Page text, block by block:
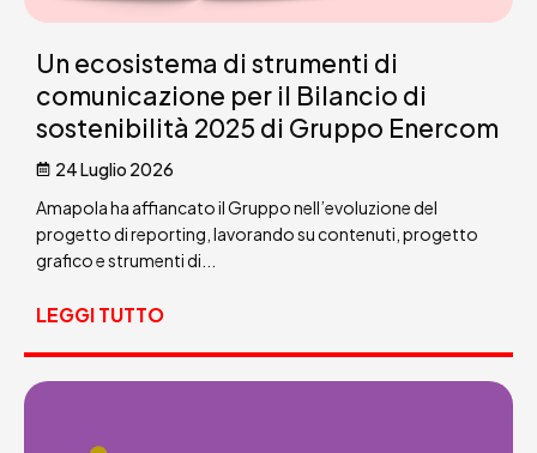
Un ecosistema di strumenti di
comunicazione per il Bilancio di
sostenibilità 2025 di Gruppo Enercom
24 Luglio 2026
Amapola ha affiancato il Gruppo nell’evoluzione del
progetto di reporting, lavorando su contenuti, progetto
grafico e strumenti di...
LEGGI TUTTO